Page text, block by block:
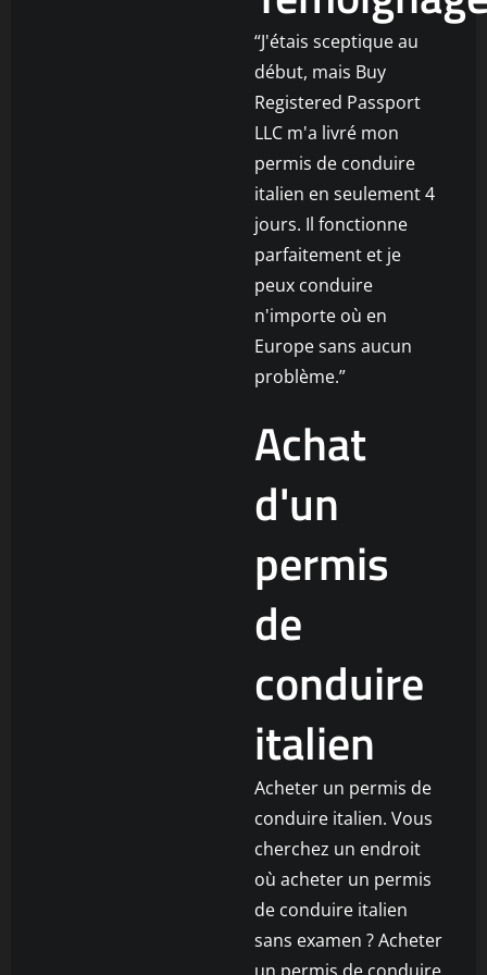
“J'étais sceptique au
début, mais Buy
Registered Passport
LLC m'a livré mon
permis de conduire
italien en seulement 4
jours. Il fonctionne
parfaitement et je
peux conduire
n'importe où en
Europe sans aucun
problème.”
Achat
d'un
permis
de
conduire
italien
Acheter un permis de
conduire italien. Vous
cherchez un endroit
où acheter un permis
de conduire italien
sans examen ? Acheter